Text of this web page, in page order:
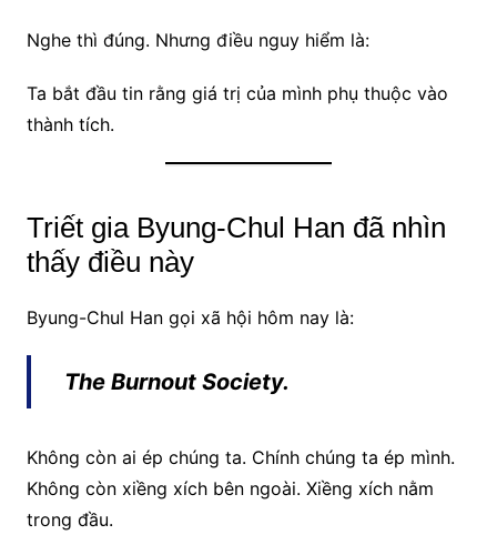
Nghe thì đúng. Nhưng điều nguy hiểm là:
Ta bắt đầu tin rằng giá trị của mình phụ thuộc vào
thành tích.
Triết gia Byung-Chul Han đã nhìn
thấy điều này
Byung-Chul Han gọi xã hội hôm nay là:
The Burnout Society.
Không còn ai ép chúng ta. Chính chúng ta ép mình.
Không còn xiềng xích bên ngoài. Xiềng xích nằm
trong đầu.